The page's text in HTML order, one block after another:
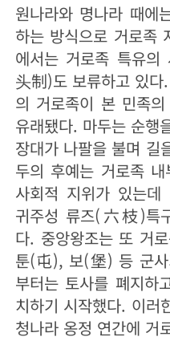
원나라와 명나라 때에
하는 방식으로 거로족
에서는 거로족 특유의
头制)도 보류하고 있
의 거로족이 본 민족
유래됐다. 마두는 순행
장대가 나팔을 불며 길
두의 후예는 거로족
사회적 지위가 있는데
귀주성 류즈(六枝)특
다. 중앙왕조는 또 거
툰(屯), 보(堡) 등 군사
부터는 토사를 폐지하
치하기 시작했다. 이러
청나라 옹정 연간에 거